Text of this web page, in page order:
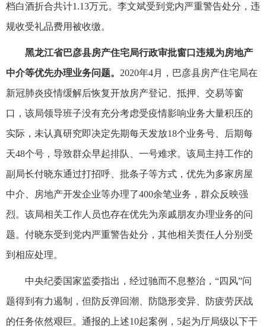
档白酒折合共计1.13万元。李文斌受到党内严重警告处分，违
规收受礼品费用被收缴。
黑龙江省巴彦县房产住宅局行政审批窗口违规为房地产
中介等优先办理业务问题。 2020年4月，巴彦县房产住宅局在
新冠肺炎疫情缓解后恢复开放房产登记、抵押、交易等窗
口，该局领导班子没有充分考虑受疫情影响业务大量积压的
实际，未认真研究即决定先期每天发放18个业务号、后期每
天48个号，导致群众早起排队、一号难求。该局主持工作的
副局长付晓东通过打招呼、批条子等方式，优先为多家房屋
中介、房地产开发企业等办理了400余笔业务，群众反映强
烈。该局相关工作人员也存在优先为亲戚朋友办理业务的问
题。付晓东受到党内严重警告处分，其他相关责任人分别受
到相应处理。
中央纪委国家监委指出，经过驰而不息整治，“四风”问
题得到有力遏制，但防反弹回潮、防隐形变异、防疲劳厌战
的任务依然艰巨。通报的上述10起案例，5起为厅局级以下干